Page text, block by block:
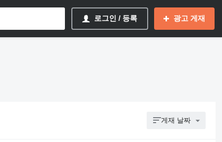
로그인 / 등록 광고 게재
게재 날짜